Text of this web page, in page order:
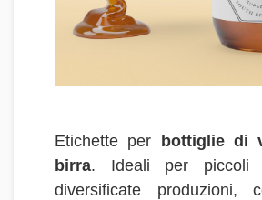
Etichette per bottiglie di
birra. Ideali per piccoli
diversificate produzioni,